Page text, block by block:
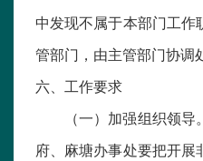
中发现不属于本部门工作
管部门，由主管部门协调
六、工作要求
（一）加强组织领
府、麻塘办事处要把开展